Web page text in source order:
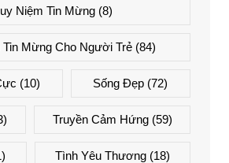
Niệm Tin Mừng (8)
Tin Mừng Cho Người Trẻ (84)
(10) Sống Đẹp (72)
Truyền Cảm Hứng(59)
Tình Yêu Thương(18)